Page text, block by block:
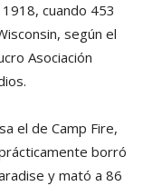
cuando 453
según el
Asociación
el de Camp Fire,
borró
y mató a 86